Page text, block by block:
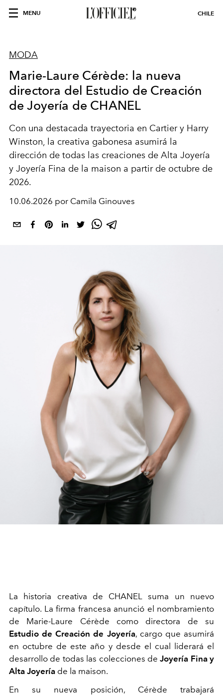
MENU CHILE
MODA
Marie-Laure Cérède: la nueva
directora del Estudio de Creación
de Joyería de CHANEL
Con una destacada trayectoria en Cartier y Harry
Winston, la creativa gabonesa asumirá la
dirección de todas las creaciones de Alta Joyería
y Joyería Fina de la maison a partir de octubre de
2026.
10.06.2026 por Camila Ginouves
La historia creativa de CHANEL suma un nuevo
capítulo. La firma francesa anunció el nombramiento
de Marie-Laure Cérède como directora de su
Estudio de Creación de Joyería, cargo que asumirá
en octubre de este año y desde el cual liderará el
desarrollo de todas las colecciones deJoyería Fina y
Alta Joyería de la maison.
En su nueva posición, Cérède trabajará